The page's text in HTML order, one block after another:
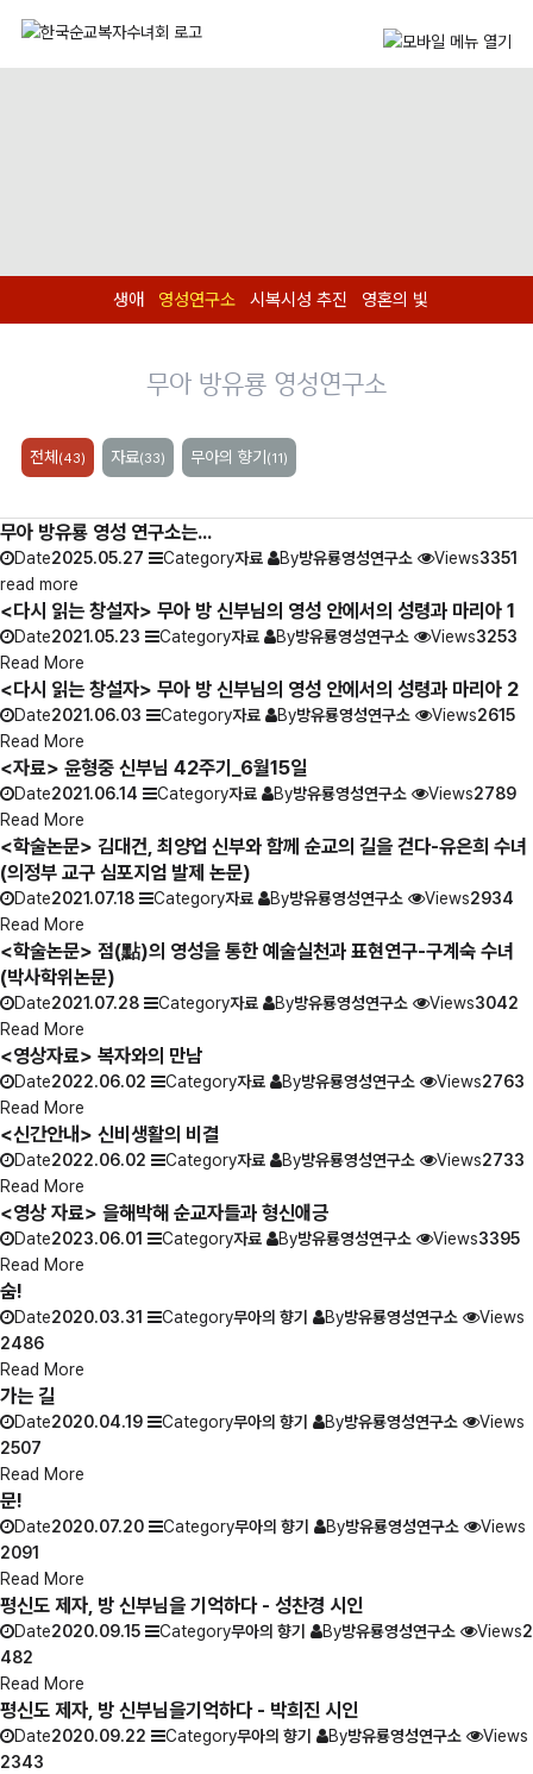
생애 영성연구소 시복시성 추진 영혼의 빛
무아 방유룡 영성연구소
전체 (43) 자료(33) 무아의 향기 (11)
무아 방유룡 영성 연구소는...
Date2025.05.27 Category자료 By방유룡영성연구소 Views3351
read more
<다시 읽는 창설자> 무아 방 신부님의 영성 안에서의 성령과 마리아 1
Date2021.05.23 Category자료 By방유룡영성연구소 Views3253
Read More
<다시 읽는 창설자> 무아 방 신부님의 영성 안에서의 성령과 마리아 2
Date2021.06.03 Category자료 By방유룡영성연구소 Views2615
Read More
<자료> 윤형중 신부님 42주기_6월15일
Date2021.06.14 Category자료 By방유룡영성연구소 Views2789
Read More
<학술논문> 김대건, 최양업 신부와 함께 순교의 길을 걷다-유은희 수녀
(의정부 교구 심포지엄 발제 논문)
Date2021.07.18 Category자료 By방유룡영성연구소 Views2934
Read More
<학술논문> 점(點)의 영성을 통한 예술실천과 표현연구-구계숙 수녀
(박사학위논문)
Date2021.07.28 Category자료 By방유룡영성연구소 Views3042
Read More
<영상자료> 복자와의 만남
Date2022.06.02 Category자료 By방유룡영성연구소 Views2763
Read More
<신간안내> 신비생활의 비결
Date2022.06.02 Category자료 By방유룡영성연구소 Views2733
Read More
<영상 자료> 을해박해 순교자들과 형신애긍
Date2023.06.01 Category자료 By방유룡영성연구소 Views3395
Read More
숨!
Date2020.03.31 Category무아의 향기 By방유룡영성연구소
Views
2486
Read More
가는 길
Date2020.04.19 Category무아의 향기 By방유룡영성연구소
Views
2507
Read More
문!
Date2020.07.20 Category무아의 향기 By방유룡영성연구소
Views
2091
Read More
평신도 제자, 방 신부님을 기억하다 - 성찬경 시인
Date2020.09.15 Category무아의 향기 By방유룡영성연구소 Views2
482
Read More
평신도 제자, 방 신부님을기억하다 - 박희진 시인
Date2020.09.22 Category무아의 향기 By방유룡영성연구소
Views
2343